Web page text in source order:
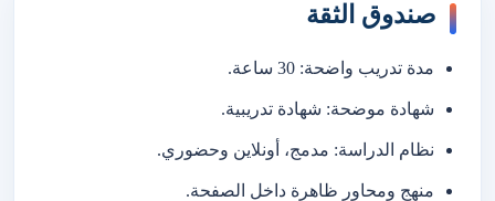
صندوق الثقة
مدة تدريب واضحة: 30 ساعة.
شهادة موضحة: شهادة تدريبية.
نظام الدراسة: مدمج، أونلاين وحضوري.
منهج ومحاور ظاهرة داخل الصفحة.